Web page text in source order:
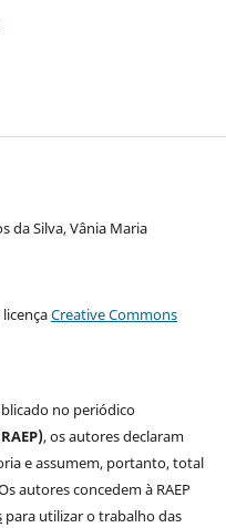
da Silva, Vânia Maria
Creative Commons
no periódico
, os autores declaram
e assumem, portanto, total
autores concedem à RAEP
para utilizar o trabalho das